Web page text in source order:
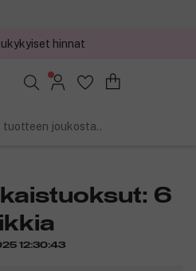
hinnat
tuotteen joukosta..
6
12:30:43